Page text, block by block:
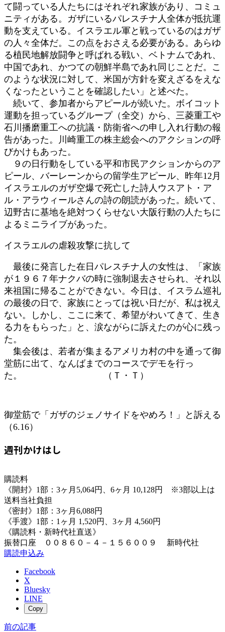
て闘っている人たちにはそれぞれ家族があり、コミュ
ニティがある。ガザにいるパレスチナ人全体が抵抗運
動を支えている。イスラエル軍と戦っているのはガザ
の人々全体だ。この点をおさえる必要がある。あらゆ
る植民地解放闘争と呼ばれる戦い、ベトナムであれ、
中国であれ、かつての朝鮮半島であれ同じことだ。こ
のような状況に対して、米国が方針を変えざるをえな
くなったということを確認したい」と述べた。
続いて、参加者からアピールが続いた。ボイコット
運動を担っているグループ（全交）から、三菱重工や
石川播磨重工への抗議・防衛省への申し入れ行動の報
告があった。川崎重工の株主総会へのアクションの呼
びかけもあった。
９の日行動をしている平和市民アクションからのア
ピール、バーレーンからの留学生アピール、昨年12月
イスラエルのガザ空爆で死亡した詩人ウスアト・ア
ル・アラウィールさんの詩の朗読があった。続いて、
辺野古に基地を絶対つくらせない大阪行動の人たちに
よるミニライブがあった。
イスラエルの虐殺攻撃に抗して
最後に発言した在日パレスチナ人の女性は、「家族
が１９６７年ナクバの時に強制退去させられ、それ以
来祖国に帰ることができない。今日は、イスラム巡礼
の最後の日で、家族にとっては祝い日だが、私は祝え
ない。しかし、ここに来て、希望がわいてきて、生き
る力をもらった」と、涙ながらに訴えたのが心に残っ
た。
集会後は、若者が集まるアメリカ村の中を通って御
堂筋に出て、なんばまでのコースでデモを行っ
た。 （Ｔ・Ｔ）
御堂筋で「ガザのジェノサイドをやめろ！」と訴える
（6.16）
週刊かけはし
購読料
《開封》1部：3ヶ月5,064円、6ヶ月 10,128円 ※3部以上は
送料当社負担
《密封》1部：3ヶ月6,088円
《手渡》1部：1ヶ月 1,520円、3ヶ月 4,560円
《購読料・新時代社直送》
振替口座 ００８６０－４－１５６００９ 新時代社
購読申込み
Facebook
X
Bluesky
LINE
Copy
前の記事